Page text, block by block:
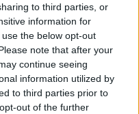
to third parties, or
information for
the below opt-out
note that after your
continue seeing
information utilized by
to third parties prior to
out of the further
instalarse en otras
opuesta, ya
que el inquilino no vive
domicilio y ha